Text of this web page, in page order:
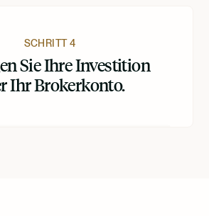
SCHRITT 4
Sie Ihre Investition
Ihr Brokerkonto.